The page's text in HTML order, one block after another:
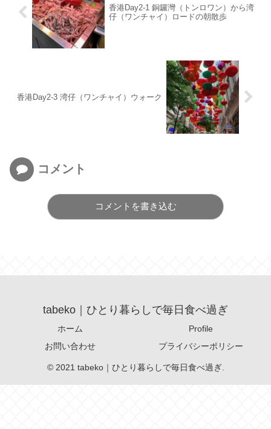
香港Day2-1 銅鑼灣（トンロワン）から湾
仔（ワンチャイ）ロードの朝散歩
香港Day2-3 湾仔（ワンチャイ）ウォーク
コメント
コメントを書き込む
tabeko｜ひとり暮らしで毎日食べ過ぎ
ホーム
Profile
お問い合わせ
プライバシーポリシー
© 2021 tabeko｜ひとり暮らしで毎日食べ過ぎ.